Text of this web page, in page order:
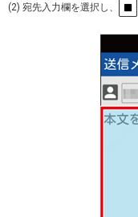
(2) 宛先入力欄を選択し、